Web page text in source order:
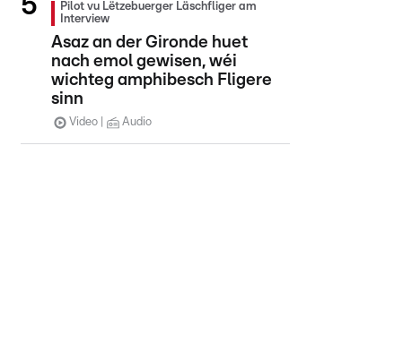
Pilot vu Lëtzebuerger Läschfliger am
Interview
Asaz an der Gironde huet
nach emol gewisen, wéi
wichteg amphibesch Fligere
sinn
Video Audio